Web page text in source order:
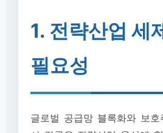
1. 전략산업 세
필요성
글로벌 공급망 블록화와 보호